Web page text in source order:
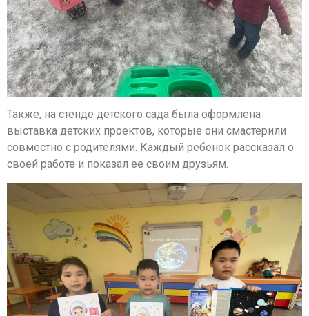
Также, на стенде детского сада была оформлена
выставка детских проектов, которые они смастерили
совместно с родителями. Каждый ребенок рассказал о
своей работе и показал ее своим друзьям.